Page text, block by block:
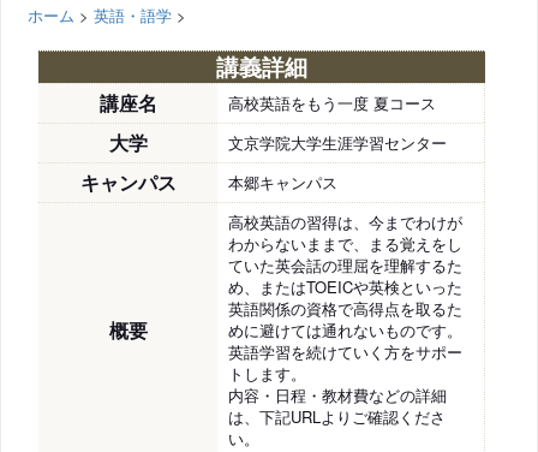
ホーム >英語・語学 >
講義詳細
講座名 高校英語をもう一度 夏コース
大学 文京学院大学生涯学習センター
キャンパス 本郷キャンパス
概要
高校英語の習得は、今までわけが
わからないままで、まる覚えをし
ていた英会話の理屈を理解するた
め、またはTOEICや英検といった
英語関係の資格で高得点を取るた
めに避けては通れないものです。
英語学習を続けていく方をサポー
トします。
内容・日程・教材費などの詳細
は、下記URLよりご確認くださ
い。